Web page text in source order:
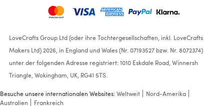
LoveCrafts Group Ltd (oder ihre Tochtergesellschaften, inkl. LoveCrafts
Makers Ltd) 2026, in England und Wales (Nr. 07193527 bzw. Nr. 8072374)
unter der folgenden Adresse registriert: 1010 Eskdale Road, Winnersh
Triangle, Wokingham, UK, RG41 5TS.
Besuche unsere internationalen Websites:Weltweit
Nord-Amerika
Australien
Frankreich